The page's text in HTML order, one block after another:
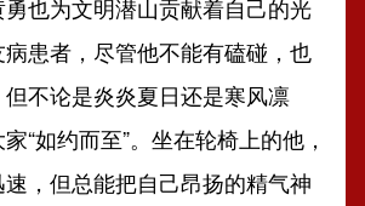
也为文明潜山贡献着自己的光
患者，尽管他不能有磕碰，也
不论是炎炎夏日还是寒风凛
“如约而至”。坐在轮椅上的他，
，但总能把自己昂扬的精气神